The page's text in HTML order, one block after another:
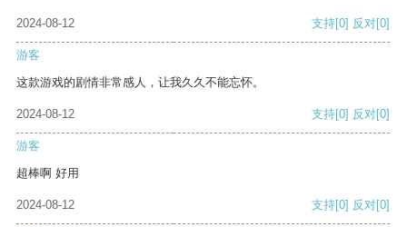
2024-08-12 支持[0] 反对[0]
游客
这款游戏的剧情非常感人，让我久久不能忘怀。
2024-08-12 支持[0] 反对[0]
游客
超棒啊 好用
2024-08-12 支持[0] 反对[0]